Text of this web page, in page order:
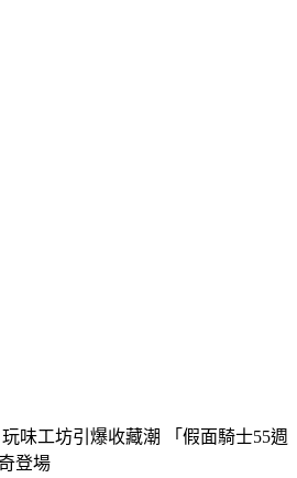
味工坊引爆收藏潮 「假面騎士55週
登場